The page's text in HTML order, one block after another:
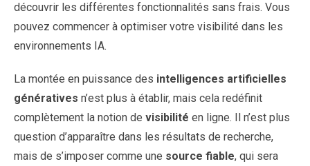
découvrir les différentes fonctionnalités sans frais. Vous
pouvez commencer à optimiser votre visibilité dans les
environnements IA.
La montée en puissance des intelligences artificielles
génératives n’est plus à établir, mais cela redéfinit
complètement la notion de visibilité en ligne. Il n’est plus
question d’apparaître dans les résultats de recherche,
mais de s’imposer comme une source fiable, qui sera